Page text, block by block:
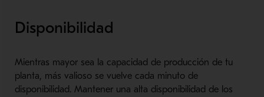
Disponibilidad
Mientras mayor sea la capacidad de producción de tu
planta, más valioso se vuelve cada minuto de
disponibilidad. Mantener una alta disponibilidad de los